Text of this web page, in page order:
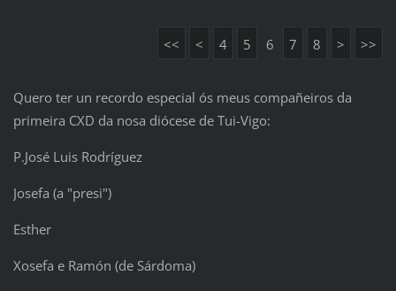
<< < 4 5 6 7 8 > >>
Quero ter un recordo especial ós meus compañeiros da
primeira CXD da nosa diócese de Tui-Vigo:
P.José Luis Rodríguez
Josefa (a "presi")
Esther
Xosefa e Ramón (de Sárdoma)